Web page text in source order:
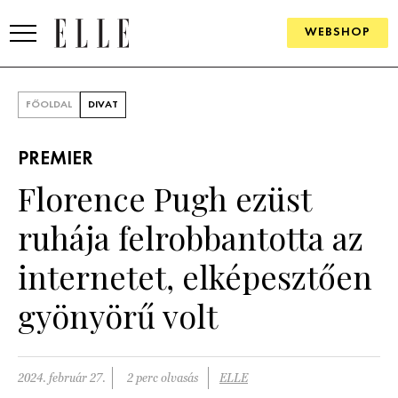
WEBSHOP
SZÉPSÉG
PÁRKAPCSOLAT
FŐOLDAL DIVAT
PREMIER
Florence Pugh ezüst
ruhája felrobbantotta az
internetet, elképesztően
gyönyörű volt
2024. február 27. 2 perc olvasás ELLE